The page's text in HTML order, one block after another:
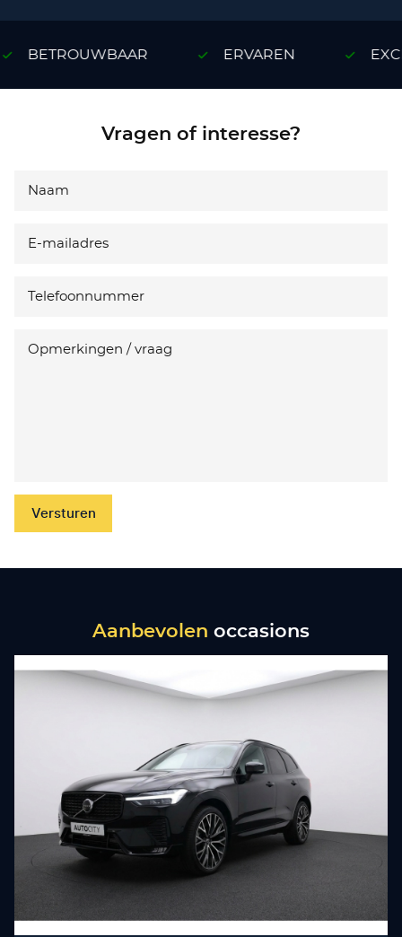
BETROUWBAAR ERVAREN
Vragen of interesse?
Versturen
Aanbevolen occasions